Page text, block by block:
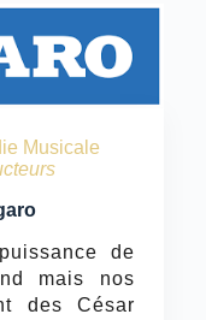
Musicale
de
mais nos
des César